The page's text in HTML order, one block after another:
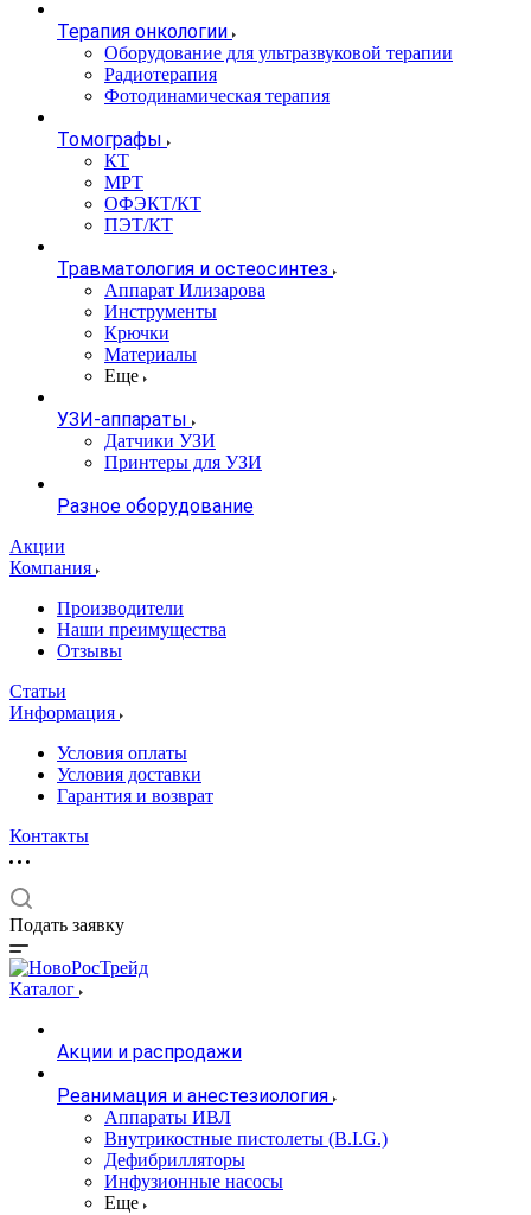
Терапия онкологии
Оборудование для ультразвуковой терапии
Радиотерапия
Фотодинамическая терапия
Томографы
КТ
МРТ
ОФЭКТ/КТ
ПЭТ/КТ
Травматология и остеосинтез
Аппарат Илизарова
Инструменты
Крючки
Материалы
Еще
УЗИ-аппараты
Датчики УЗИ
Принтеры для УЗИ
Разное оборудование
Акции
Компания
Производители
Наши преимущества
Отзывы
Статьи
Информация
Условия оплаты
Условия доставки
Гарантия и возврат
Контакты
Подать заявку
Каталог
Акции и распродажи
Реанимация и анестезиология
Аппараты ИВЛ
Внутрикостные пистолеты (B.I.G.)
Дефибрилляторы
Инфузионные насосы
Еще